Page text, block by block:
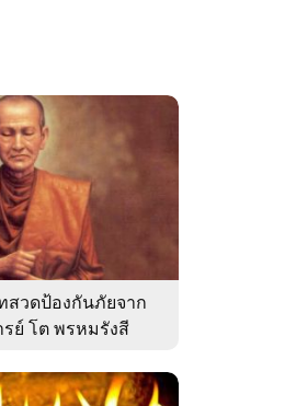
วดป้องกันภัยจาก
ย์ โต พรหมรังสี